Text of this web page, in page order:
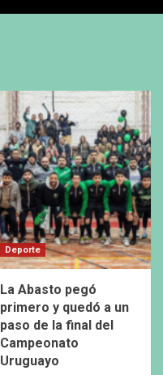
Deporte
La Abasto pegó
primero y quedó a un
paso de la final del
Campeonato
Uruguayo